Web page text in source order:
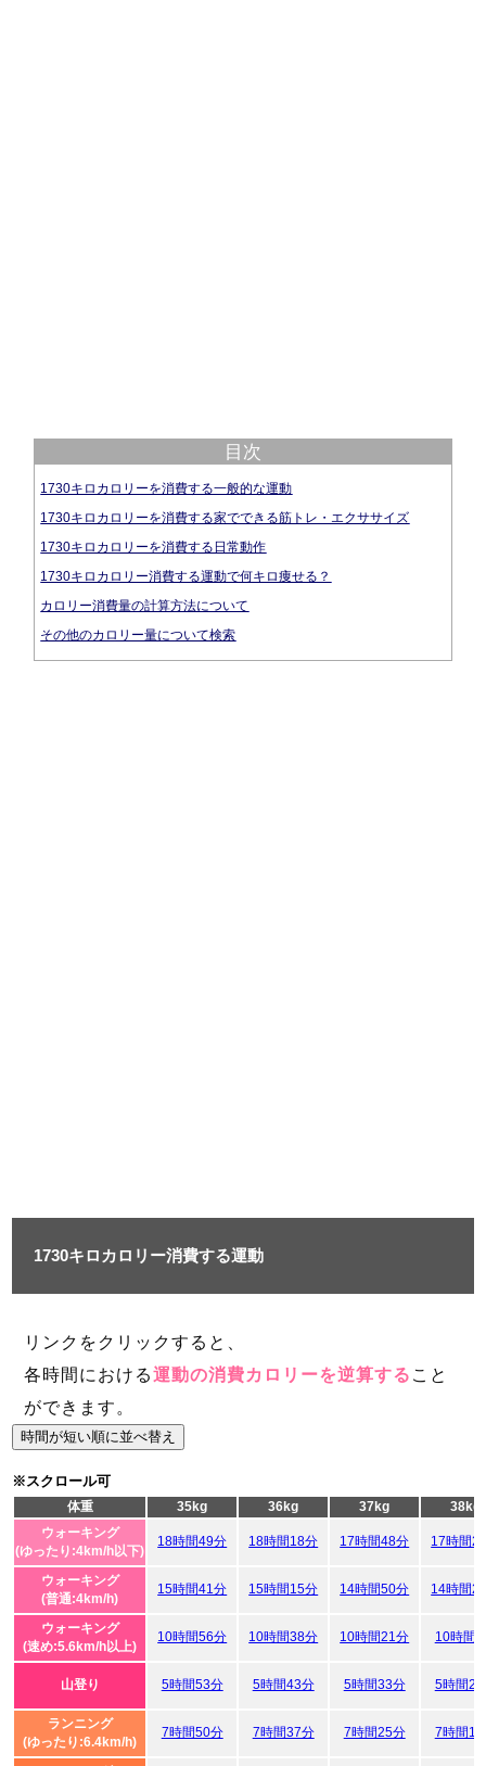
目次
1730キロカロリーを消費する一般的な運動
1730キロカロリーを消費する家でできる筋トレ・エクササイズ
1730キロカロリーを消費する日常動作
1730キロカロリー消費する運動で何キロ痩せる？
カロリー消費量の計算方法について
その他のカロリー量について検索
1730キロカロリー消費する運動
リンクをクリックすると、
各時間における運動の消費カロリーを逆算する こと
ができます。
時間が短い順に並べ替え
※スクロール可
体重 35kg 36kg 37kg
38kg
ウォーキング
(ゆったり:4km/h以下)
18時間49分 18時間18分 17時間48分 17時間
ウォーキング
(普通:4km/h)
15時間41分 15時間15分 14時間50分 14時間
ウォーキング
(速め:5.6km/h以上)
10時間56分 10時間38分 10時間21分 10時間5
山登り 5時間53分 5時間43分 5時間33分 5時間25
ランニング
(ゆったり:6.4km/h)
7時間50分 7時間37分 7時間25分 7時間13